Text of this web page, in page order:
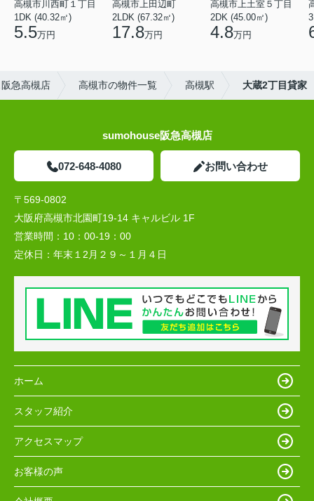
高槻市川西町１丁目
1DK (40.32㎡)
5.5万円
高槻市上田辺町
2LDK (67.32㎡)
17.8万円
高槻市上土室５丁目
2DK (45.00㎡)
4.8万円
急高槻店 高槻市の物件一覧 高槻駅 大蔵2丁目貸家
sumohouse阪急高槻店
072-648-4080 お問い合わせ
〒569-0802
大阪府高槻市北園町19-14 キャルビル 1F
営業時間： 10：00-19：00
定休日： 年末１2月２９～１月４日
ホーム
スタッフ紹介
アクセスマップ
お客様の声